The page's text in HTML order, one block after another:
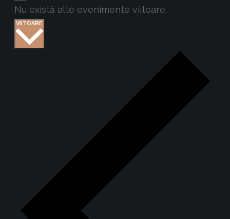
Nu există alte evenimente viitoare.
VIITOARE Selectează